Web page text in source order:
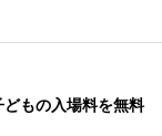
もの入場料を無料